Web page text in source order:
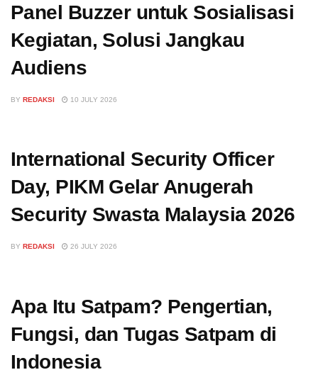
Panel Buzzer untuk Sosialisasi
Kegiatan, Solusi Jangkau
Audiens
BY REDAKSI 10 JULY 2026
International Security Officer
Day, PIKM Gelar Anugerah
Security Swasta Malaysia 2026
BY REDAKSI 26 JULY 2026
Apa Itu Satpam? Pengertian,
Fungsi, dan Tugas Satpam di
Indonesia